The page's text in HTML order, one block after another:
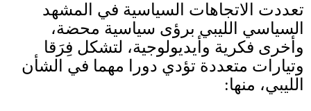
تعددت الاتجاهات السياسية في المشهد
السياسي الليبي برؤى سياسية محضة،
وأخرى فكرية وأيديولوجية، لتشكل فِرَقا
وتيارات متعددة تؤدي دورا مهما في الشأن
الليبي، منها: